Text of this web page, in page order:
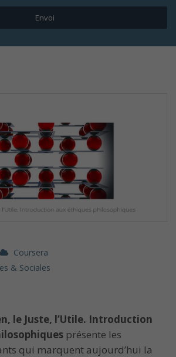
Coursera
& Sociales
le Juste, l’Utile. Introduction
présente les
qui marquent aujourd’hui la